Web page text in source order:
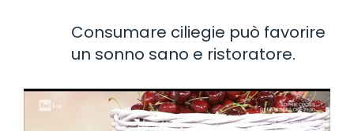
Consumare ciliegie può favorire
un sonno sano e ristoratore.